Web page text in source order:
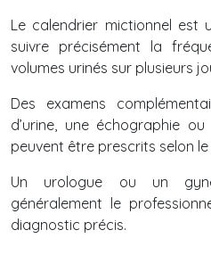
Le calendrier mictionnel est
suivre précisément la
volumes urinés sur plusieurs
Des examens
d’urine, une échographie
peuvent être prescrits selon le
Un urologue ou un
généralement le
diagnostic précis.